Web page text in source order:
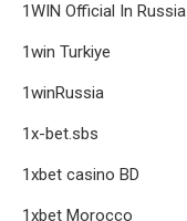
1WIN Official In Russia
1win Turkiye
1winRussia
1x-bet.sbs
1xbet casino BD
1xbet Morocco